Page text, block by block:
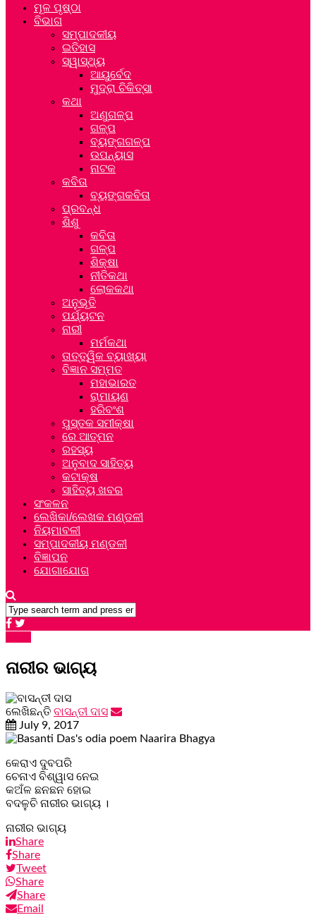
ମୂଳ ପୃଷ୍ଠା
ବିଭାଗ
ସମ୍ପାଦକୀୟ
ଇତିହାସ
ସ୍ୱାସ୍ଥ୍ୟ
ଆୟୁର୍ବେଦ
ମୁଦ୍ରା ଚିକିତ୍ସା
କଥା
ଅଣୁଗଳ୍ପ
ଗଳ୍ପ
ବ୍ୟଙ୍ଗଗଳ୍ପ
ଉପନ୍ୟାସ
ନାଟକ
କବିତା
ବ୍ୟଙ୍ଗକବିତା
ପ୍ରବନ୍ଧ
ଶିଶୁ
କବିତା
ଗଳ୍ପ
ଶିକ୍ଷା
ନୀତିକଥା
ଲୋକକଥା
ଅନୁଭୂତି
ପର୍ଯ୍ୟଟନ
ନାରୀ
ମର୍ମକଥା
ତାତ୍ତ୍ୱିକ ବ୍ୟାଖ୍ୟା
ବିଜ୍ଞାନ ସମ୍ମତ
ମହାଭାରତ
ରାମାୟଣ
ହରିବଂଶ
ପୁସ୍ତକ ସମୀକ୍ଷା
ରେ ଆତ୍ମନ
ରହସ୍ୟ
ଅନୁବାଦ ସାହିତ୍ୟ
କଟାକ୍ଷ
ସାହିତ୍ୟ ଖବର
ସଂକଳନ
ଲେଖିକା/ଲେଖକ ମଣ୍ଡଳୀ
ନିୟମାବଳୀ
ସମ୍ପାଦକୀୟ ମଣ୍ଡଳୀ
ବିଜ୍ଞାପନ
ଯୋଗାଯୋଗ
ନାରୀର ଭାଗ୍ୟ
ଲେଖିଛନ୍ତି ବାସନ୍ତୀ ଦାସ
July 9, 2017
କେରାଏ ଦୁବପରି
ଚେନାଏ ବିଶ୍ୱାସ ନେଇ
କଅଁଳ ଛନଛନ ହୋଇ
ବଦଳୁଚି ନାରୀର ଭାଗ୍ୟ ।
ନାରୀର ଭାଗ୍ୟ
Share
Share
Tweet
Share
Share
Email